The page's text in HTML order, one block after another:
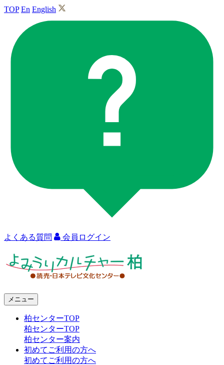
TOP En English
よくある質問 会員ログイン
メニュー
柏センターTOP
柏センターTOP
柏センター案内
初めてご利用の方へ
初めてご利用の方へ